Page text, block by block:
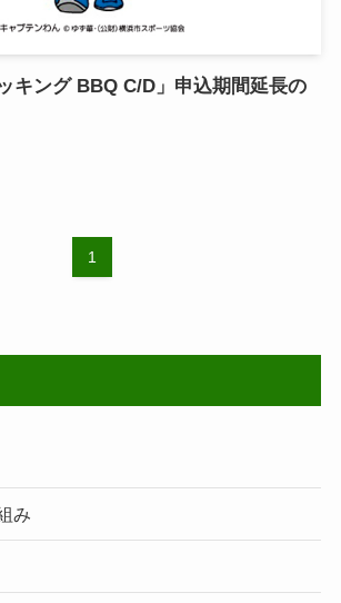
キング BBQ C/D」申込期間延長の
1
み